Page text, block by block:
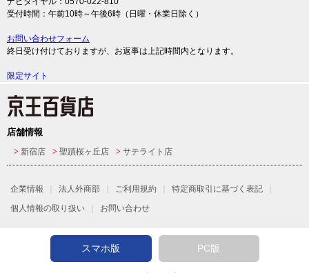
受付時間：午前10時～午後6時（日曜・休業日除く）
お問い合わせフォーム
終日受け付けておりますが、お返事は上記時間内となります。
限定サイト
店舗情報
新宿店 聖蹟桜ヶ丘店 サテライト店
企業情報 法人外商部 ご利用規約
特定商取引に基づく表記
個人情報の取り扱い
お問い合わせ
スマホ版 PC版